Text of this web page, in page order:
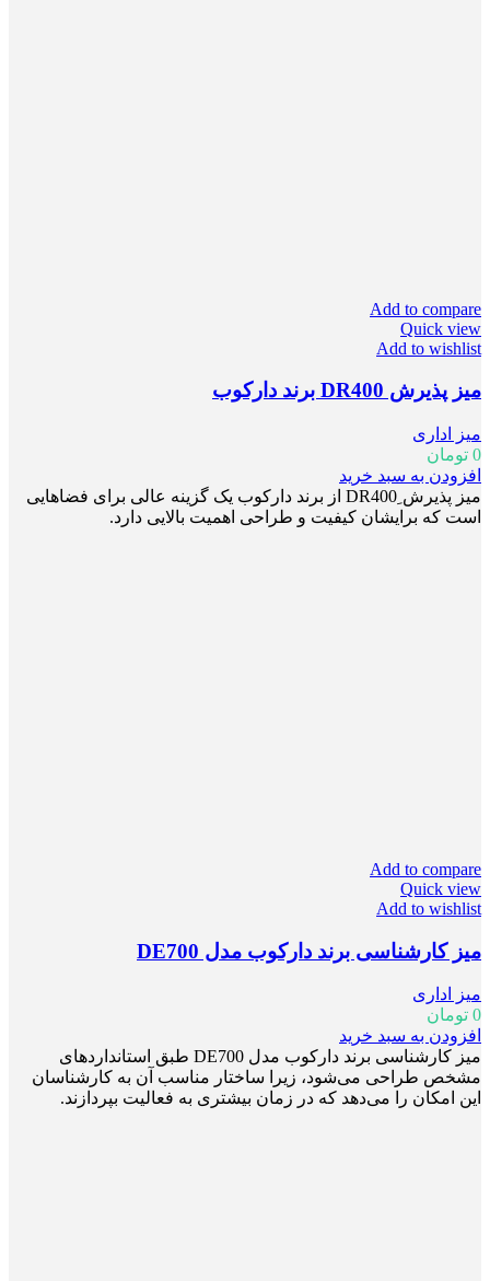
Add to compare
Quick view
Add to wishlist
میز پذیرش DR400 برند دارکوب
میز اداری
0 تومان
افزودن به سبد خرید
میز پذیرش ِDR400 از برند دارکوب یک گزینه عالی برای فضاهایی
است که برایشان کیفیت و طراحی اهمیت بالایی دارد.
Add to compare
Quick view
Add to wishlist
میز کارشناسی برند دارکوب مدل DE700
میز اداری
0 تومان
افزودن به سبد خرید
میز کارشناسی برند دارکوب مدل DE700 طبق استانداردهای
مشخص طراحی می‌شود، زیرا ساختار مناسب آن‌ به کارشناسان
این امکان را می‌دهد که در زمان بیشتری به فعالیت بپردازند.